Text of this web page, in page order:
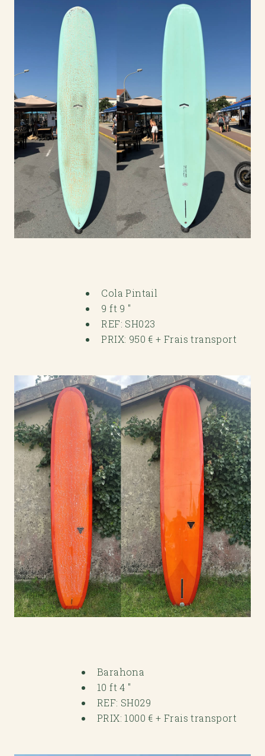
Cola Pintail
9 ft 9 "
REF: SH023
PRIX: 950 € + Frais transport
Barahona
10 ft 4 "
REF: SH029
PRIX: 1000 € + Frais transport